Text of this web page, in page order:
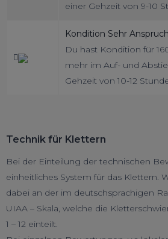
einer Gehzeit von 9-10
Kondition Sehr
Du hast Kondition für
mehr im Auf- und
Gehzeit von 10-12
Technik für Klettern
Bei der Einteilung der technischen
einheitliches System für das Klettern.
dabei an der im deutschsprachigen
UIAA – Skala, welche die
1 – 12 einteilt.